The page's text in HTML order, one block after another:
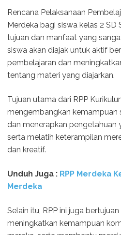
Rencana Pelaksanaan
Merdeka bagi siswa kelas 2 SD
tujuan dan manfaat yang
siswa akan diajak untuk aktif
pembelajaran dan
tentang materi yang diajarkan.
Tujuan utama dari RPP
mengembangkan kemampuan
dan menerapkan pengetahuan
serta melatih keterampilan
dan kreatif.
Unduh Juga : RPP Merdeka
Merdeka
Selain itu, RPP ini juga
meningkatkan kemampuan